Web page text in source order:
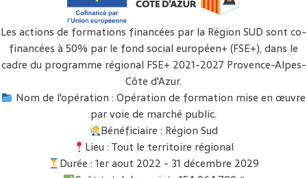
Les actions de formations financées par la Région SUD sont co-
financées à 50% par le fond social européen+ (FSE+), dans le
cadre du programme régional FSE+ 2021-2027 Provence-Alpes-
Côte d'Azur.
Nom de l'opération : Opération de formation mise en œuvre
par voie de marché public.
Bénéficiaire : Région Sud
Lieu : Tout le territoire régional
Durée : 1er aout 2022 - 31 décembre 2029